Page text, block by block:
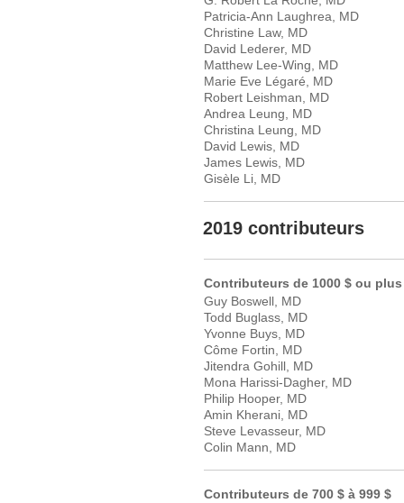
Patricia-Ann Laughrea, MD
Christine Law, MD
David Lederer, MD
Matthew Lee-Wing, MD
Marie Eve Légaré, MD
Robert Leishman, MD
Andrea Leung, MD
Christina Leung, MD
David Lewis, MD
James Lewis, MD
Gisèle Li, MD
2019 contributeurs
Contributeurs de 1000 $ ou plus
Guy Boswell, MD
Todd Buglass, MD
Yvonne Buys, MD
Côme Fortin, MD
Jitendra Gohill, MD
Mona Harissi-Dagher, MD
Philip Hooper, MD
Amin Kherani, MD
Steve Levasseur, MD
Colin Mann, MD
Contributeurs de 700 $ à 999 $